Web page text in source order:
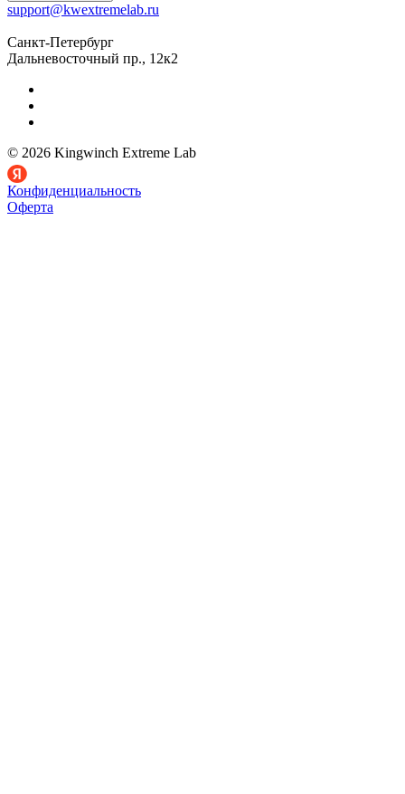
support@kwextremelab.ru
Санкт-Петербург
Дальневосточный пр., 12к2
© 2026 Kingwinch Extreme Lab
Конфиденциальность
Оферта